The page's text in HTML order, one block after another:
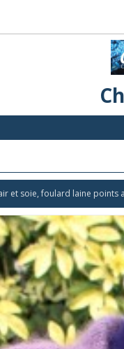
et soie, foulard laine